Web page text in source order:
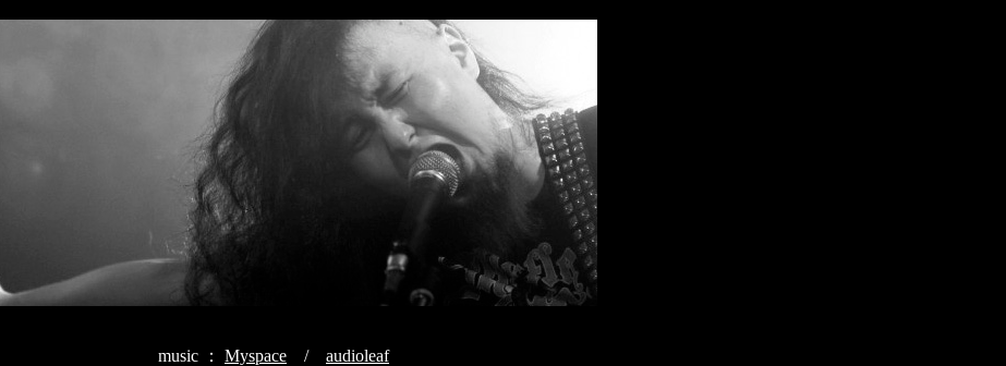
music ： Myspace / audioleaf